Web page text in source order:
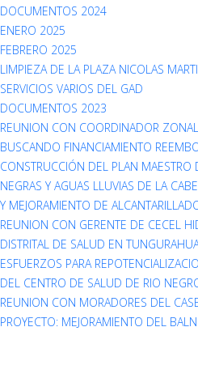
DOCUMENTOS 2024
ENERO 2025
FEBRERO 2025
LIMPIEZA DE LA PLAZA NICOLAS
SERVICIOS VARIOS DEL GAD
DOCUMENTOS 2023
REUNION CON COORDINADOR
BUSCANDO FINANCIAMIENTO
CONSTRUCCIÓN DEL PLAN MAESTRO
NEGRAS Y AGUAS LLUVIAS DE LA
Y MEJORAMIENTO DE
REUNION CON GERENTE DE CECEL
DISTRITAL DE SALUD EN
ESFUERZOS PARA
DEL CENTRO DE SALUD DE RIO
REUNION CON MORADORES DEL
PROYECTO: MEJORAMIENTO DEL